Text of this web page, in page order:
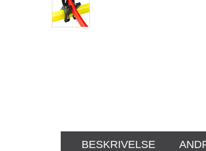
BESKRIVELSE